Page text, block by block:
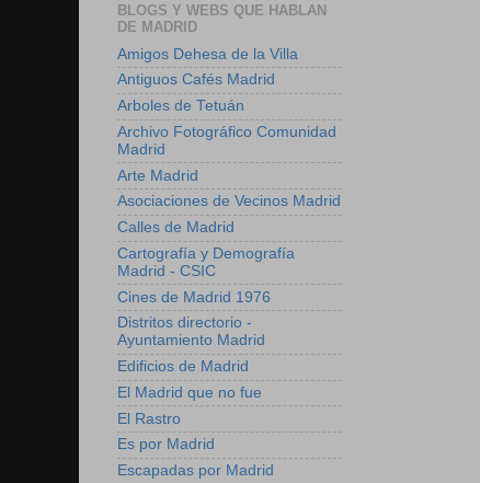
BLOGS Y WEBS QUE HABLAN
DE MADRID
Amigos Dehesa de la Villa
Antiguos Cafés Madrid
Arboles de Tetuán
Archivo Fotográfico Comunidad
Madrid
Arte Madrid
Asociaciones de Vecinos Madrid
Calles de Madrid
Cartografía y Demografía
Madrid - CSIC
Cines de Madrid 1976
Distritos directorio -
Ayuntamiento Madrid
Edificios de Madrid
El Madrid que no fue
El Rastro
Es por Madrid
Escapadas por Madrid